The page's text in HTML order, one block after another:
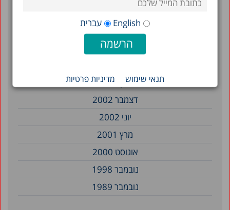
English עברית
תנאי שימוש מדיניות פרטיות
אוקטובר 2011
ינואר 2011
מרץ 2003
דצמבר 2002
יוני 2002
מרץ 2001
אוגוסט 2000
נובמבר 1998
נובמבר 1989